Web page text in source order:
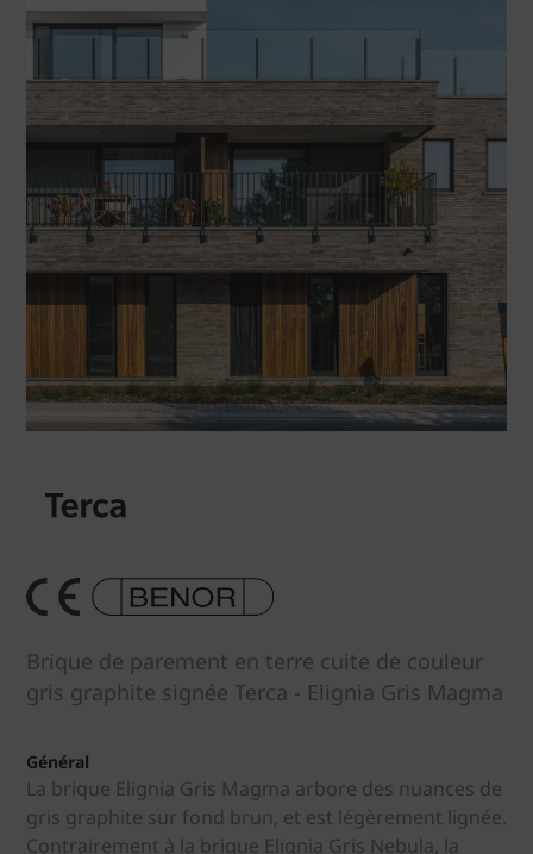
Brique de parement en terre cuite de couleur
gris graphite signée Terca - Elignia Gris Magma
Général
La brique Elignia Gris Magma arbore des nuances de
gris graphite sur fond brun, et est légèrement lignée.
Contrairement à la brique Elignia Gris Nebula, la